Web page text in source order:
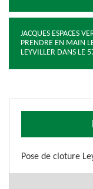
JACQUES ESPACES
PRENDRE EN MAIN
LEYVILLER DANS LE
Pose de cloture